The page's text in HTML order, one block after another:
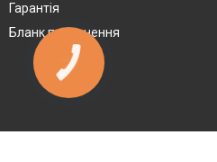
Гарантія
Бланк повернення
КНОПКА
ЗВ'ЯЗКУ